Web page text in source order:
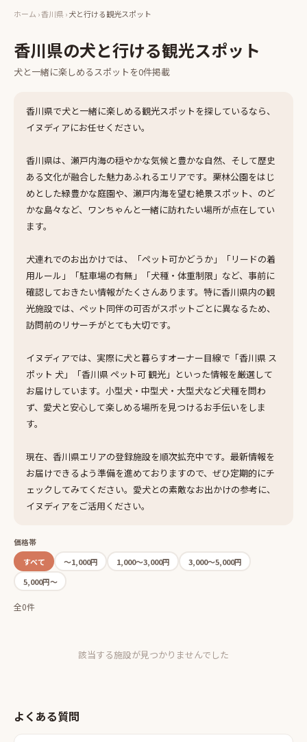
ホーム ›香川県›犬と行ける観光スポット
香川県の犬と行ける観光スポット
犬と一緒に楽しめるスポット を0件掲載
香川県で犬と一緒に楽しめる観光スポットを探しているなら、
イヌディアにお任せください。
香川県は、瀬戸内海の穏やかな気候と豊かな自然、そして歴史
ある文化が融合した魅力あふれるエリアです。栗林公園をはじ
めとした緑豊かな庭園や、瀬戸内海を望む絶景スポット、のど
かな島々など、ワンちゃんと一緒に訪れたい場所が点在してい
ます。
犬連れでのお出かけでは、「ペット可かどうか」「リードの着
用ルール」「駐車場の有無」「犬種・体重制限」など、事前に
確認しておきたい情報がたくさんあります。特に香川県内の観
光施設では、ペット同伴の可否がスポットごとに異なるため、
訪問前のリサーチがとても大切です。
イヌディアでは、実際に犬と暮らすオーナー目線で「香川県 ス
ポット 犬」「香川県 ペット可 観光」といった情報を厳選して
お届けしています。小型犬・中型犬・大型犬など犬種を問わ
ず、愛犬と安心して楽しめる場所を見つけるお手伝いをしま
す。
現在、香川県エリアの登録施設を順次拡充中です。最新情報を
お届けできるよう準備を進めておりますので、ぜひ定期的にチ
ェックしてみてください。愛犬との素敵なお出かけの参考に、
イヌディアをご活用ください。
価格帯
すべて
〜1,000円 1,000〜3,000円
3,000〜5,000円
5,000円〜
全0件
該当する施設が見つかりませんでした
よくある質問